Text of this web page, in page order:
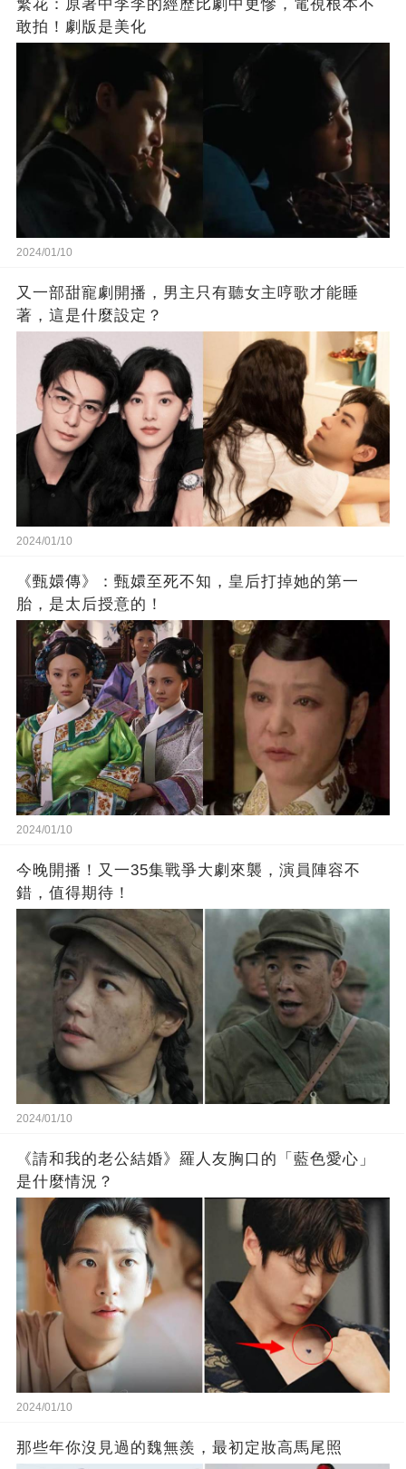
繁花：原著中李李的經歷比劇中更慘，電視根本不
敢拍！劇版是美化
2024/01/10
又一部甜寵劇開播，男主只有聽女主哼歌才能睡
著，這是什麼設定？
2024/01/10
《甄嬛傳》：甄嬛至死不知，皇后打掉她的第一
胎，是太后授意的！
2024/01/10
今晚開播！又一35集戰爭大劇來襲，演員陣容不
錯，值得期待！
2024/01/10
《請和我的老公結婚》羅人友胸口的「藍色愛心」
是什麼情況？
2024/01/10
那些年你沒見過的魏無羨，最初定妝高馬尾照